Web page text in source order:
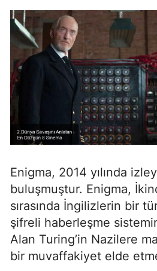
Enigma, 2014 yılında
buluşmuştur. Enigma,
sırasında İngilizlerin bir
şifreli haberleşme
Alan Turing’in Nazilere
bir muvaffakiyet elde